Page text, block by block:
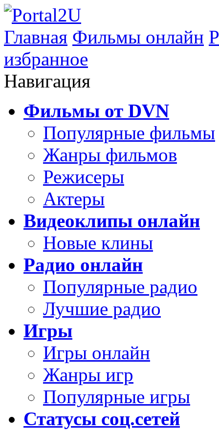
Главная Фильмы онлайн
избранное
Навигация
Фильмы от DVN
Популярные фильмы
Жанры фильмов
Режисеры
Актеры
Видеоклипы онлайн
Новые клины
Радио онлайн
Популярные радио
Лучшие радио
Игры
Игры онлайн
Жанры игр
Популярные игры
Статусы соц.сетей